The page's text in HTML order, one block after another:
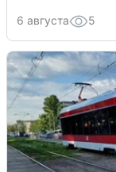
6 августа 5